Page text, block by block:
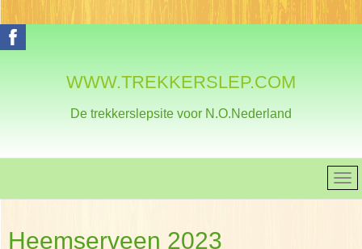
WWW.TREKKERSLEP.COM
De trekkerslepsite voor N.O.Nederland
Heemserveen 2023